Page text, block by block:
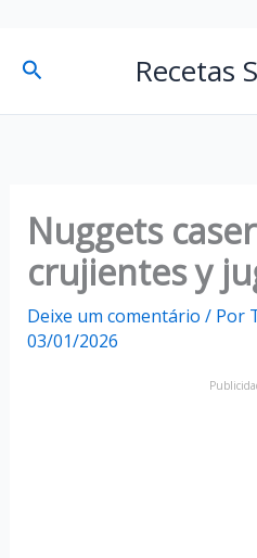
Pesquisar Recetas
Nuggets
crujientes y
Deixe um comentário / Por
03/01/2026
e
s
a
r